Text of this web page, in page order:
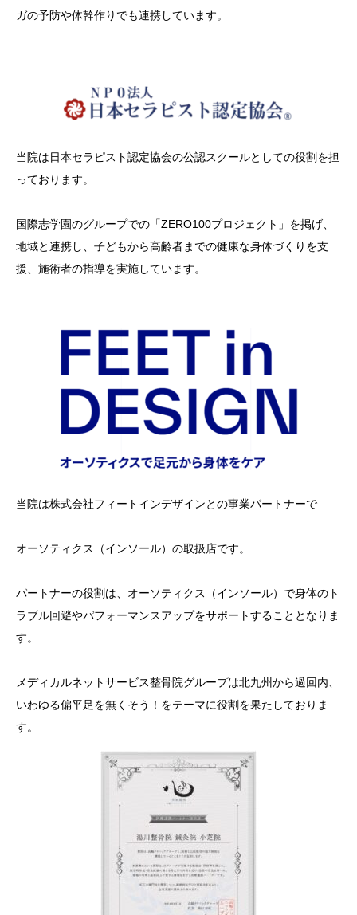
ガの予防や体幹作りでも連携しています。
当院は日本セラピスト認定協会の公認スクールとしての役割を担
っております。
国際志学園のグループでの「ZERO100プロジェクト」を掲げ、
地域と連携し、子どもから高齢者までの健康な身体づくりを支
援、施術者の指導を実施しています。
当院は株式会社フィートインデザインとの事業パートナーで
オーソティクス（インソール）の取扱店です。
パートナーの役割は、オーソティクス （インソール） で身体のト
ラブル回避やパフォーマンスアップをサポートすることとなりま
す。
メディカルネットサービス整骨院グループは北九州から過回内、
いわゆる偏平足を無くそう！をテーマに役割を果たしておりま
す。